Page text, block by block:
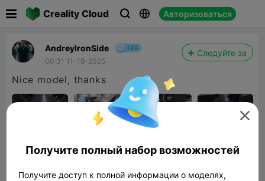
Creality Cloud   Авторизоваться
AndreyIronSide
00:31 11-18-2025
Следуйте за
Nice model, thanks
Spooky Bat

Получите полный набор возможностей
Получите доступ к полной информации о моделях,